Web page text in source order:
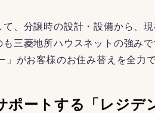
て、分譲時の設計・設備から、
三菱地所ハウスネットの強み
」がお客様のお住み替えを全力
ポートする「レジデ